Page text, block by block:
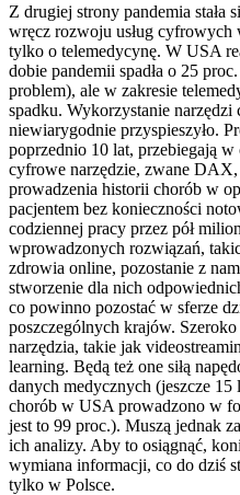
Z drugiej strony pandemia stała
wręcz rozwoju usług
tylko o telemedycynę. W USA
dobie pandemii spadła o 25
problem), ale w zakresie
spadku. Wykorzystanie
niewiarygodnie przyspieszyło.
poprzednio 10 lat, przebiegają
cyfrowe narzędzie, zwane DAX,
prowadzenia historii chorób w
pacjentem bez konieczności
codziennej pracy przez pół
wprowadzonych rozwiązań,
zdrowia online, pozostanie z
stworzenie dla nich
co powinno pozostać w sferze
poszczególnych krajów.
narzędzia, takie jak
learning. Będą też one siłą
danych medycznych (jeszcze
chorób w USA prowadzono w
jest to 99 proc.). Muszą jednak
ich analizy. Aby to osiągnąć,
wymiana informacji, co do dziś
tylko w Polsce.